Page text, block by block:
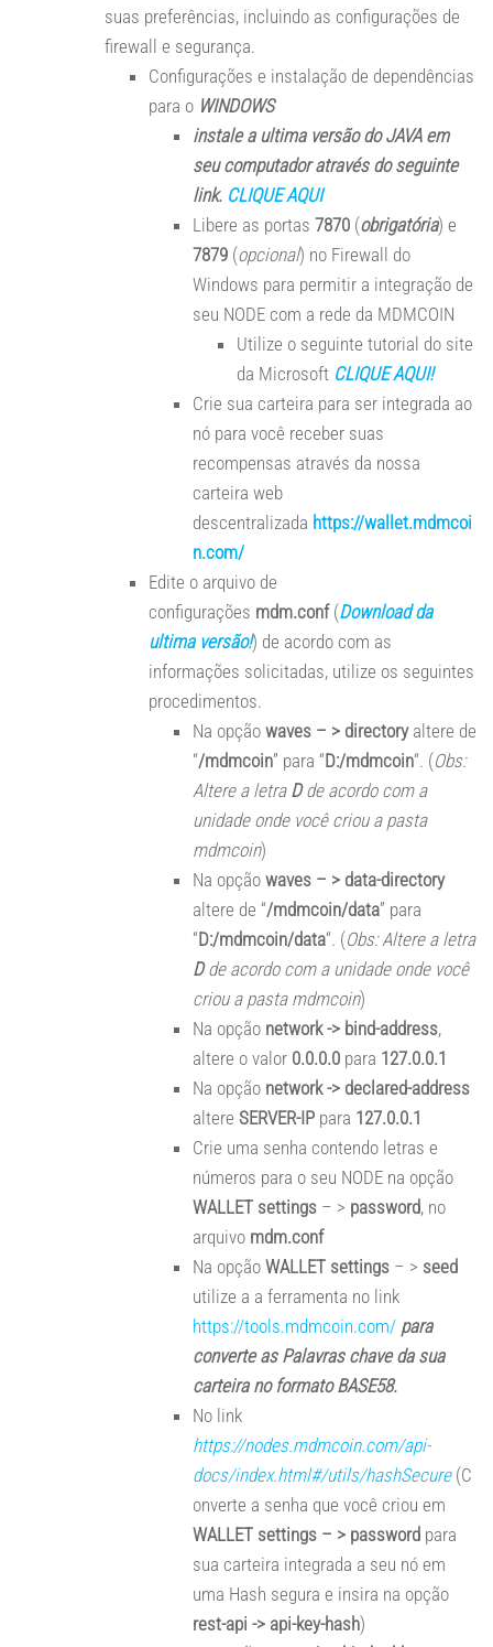
suas preferências, incluindo as configurações de
firewall e segurança.
Configurações e instalação de dependências
para o WINDOWS
instale a ultima versão do JAVA em
seu computador através do seguinte
link. CLIQUE AQUI
Libere as portas 7870 (obrigatória) e
7879 (opcional) no Firewall do
Windows para permitir a integração de
seu NODE com a rede da MDMCOIN
Utilize o seguinte tutorial do site
da Microsoft CLIQUE AQUI!
Crie sua carteira para ser integrada ao
nó para você receber suas
recompensas através da nossa
carteira web
descentralizada https://wallet.mdmcoi
n.com/
Edite o arquivo de
configurações mdm.conf(Downloadda
ultima versão!) de acordo com as
informações solicitadas, utilize os seguintes
procedimentos.
Na opção waves – > directoryaltere de
“/mdmcoin” para “D:/mdmcoin“. (Obs:
Altere a letra Dde acordo com a
unidade onde você criou a pasta
mdmcoin)
Na opção waves – > data-directory
altere de “/mdmcoin/data” para
“D:/mdmcoin/data“. (Obs: Altere a letra
Dde acordo com a unidade onde você
criou a pasta mdmcoin)
Na opção network -> bind-address,
altere o valor 0.0.0.0 para 127.0.0.1
Na opção network -> declared-address
altere SERVER-IP para 127.0.0.1
Crie uma senha contendo letras e
números para o seu NODE na opção
WALLET settings – > password, no
arquivo mdm.conf
Na opção WALLET settings – > seed
utilize a a ferramenta no link
https://tools.mdmcoin.com/ para
converte as Palavras chave da sua
carteira no formato BASE58.
No link
https://nodes.mdmcoin.com/api-
docs/index.html#/utils/hashSecure(C
onverte a senha que você criou em
WALLET settings – > password para
sua carteira integrada a seu nó em
uma Hash segura e insira na opção
rest-api -> api-key-hash)